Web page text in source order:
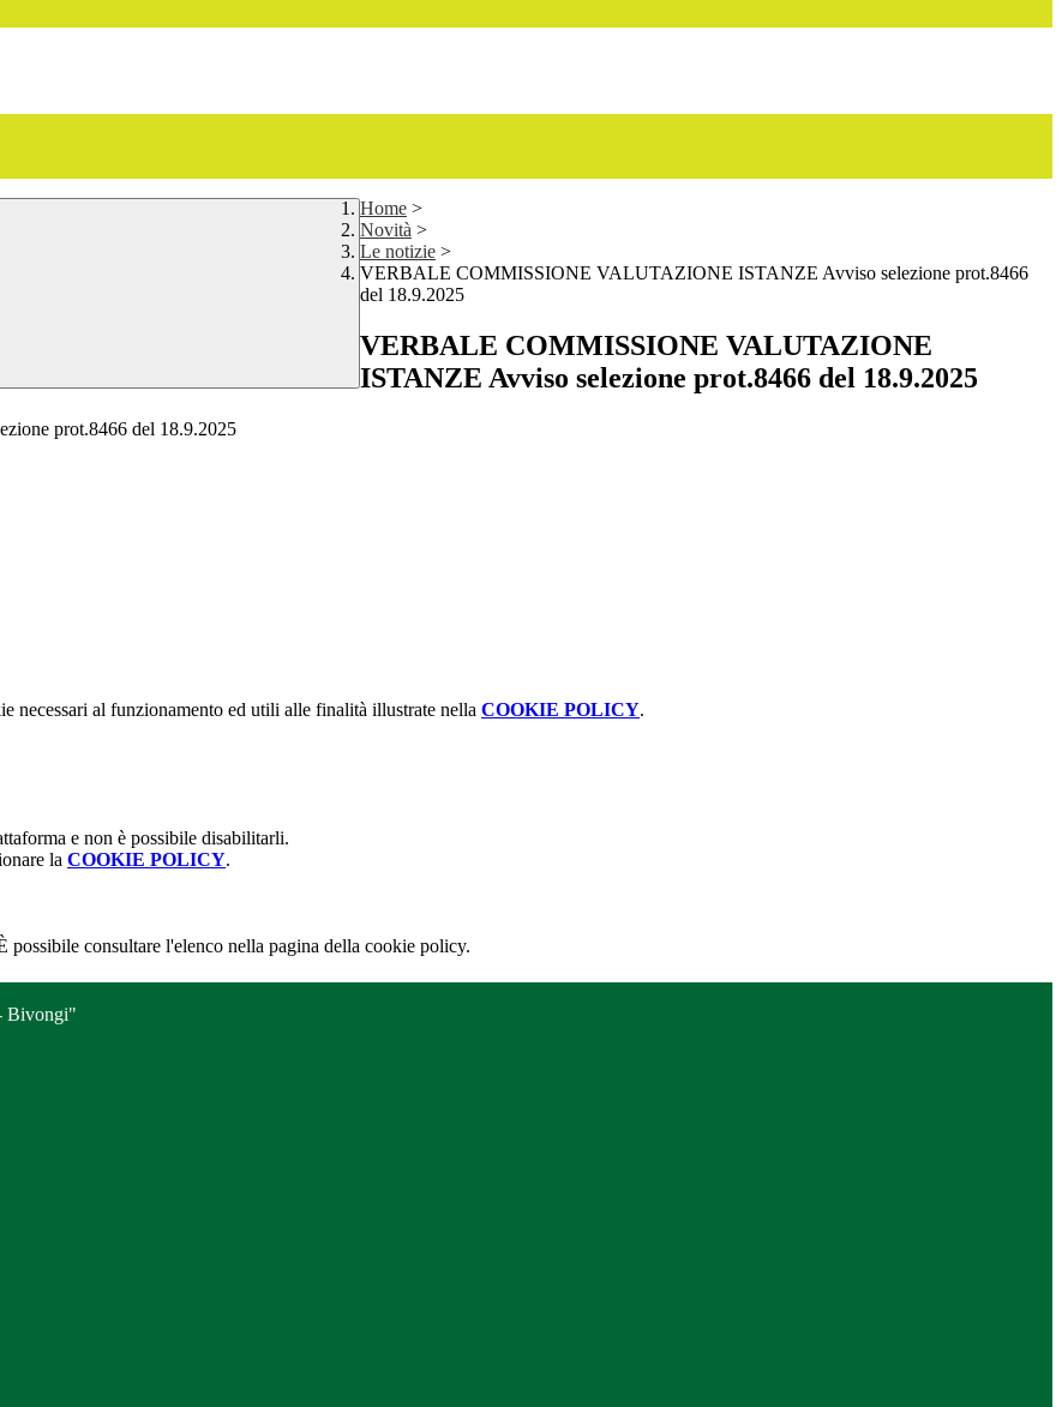
Home >
Novità >
Le notizie >
VERBALE COMMISSIONE VALUTAZIONE ISTANZE Avviso selezione prot.8466
del 18.9.2025
VERBALE COMMISSIONE VALUTAZIONE
ISTANZE Avviso selezione prot.8466 del 18.9.2025
prot.8466 del 18.9.2025
necessari al funzionamento ed utili alle finalità illustrate nella COOKIE POLICY.
e non è possibile disabilitarli.
la COOKIE POLICY.
possibile consultare l'elenco nella pagina della cookie policy.
Bivongi"